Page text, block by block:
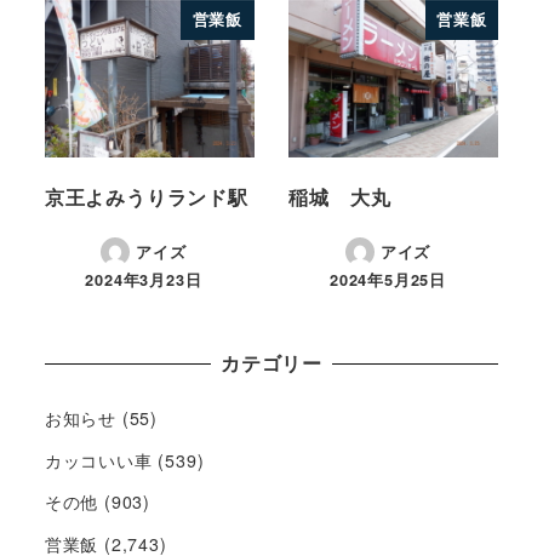
営業飯
京王よみうりランド駅
アイズ
2024年3月23日
営業飯
稲城 大丸
アイズ
2024年5月25日
カテゴリー
お知らせ (55)
カッコいい車 (539)
その他 (903)
営業飯 (2,743)